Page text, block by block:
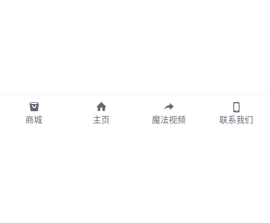
商城 主页 魔法视频 联系我们